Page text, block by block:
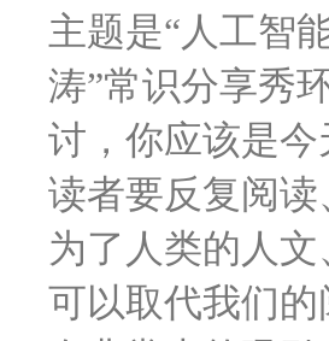
主题是“人工智
涛”常识分享秀
讨，你应该是
读者要反复阅
为了人类的人
可以取代我们